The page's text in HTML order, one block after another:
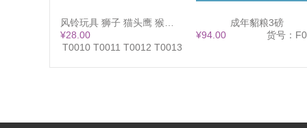
¥28.00
货号：T0010 T0011 T0012 T0013
成年貂粮3磅
¥94.00
货号：